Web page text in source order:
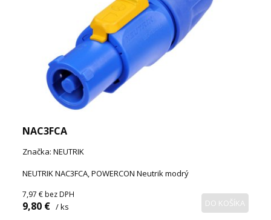
NAC3FCA
Značka: NEUTRIK
NEUTRIK NAC3FCA, POWERCON Neutrik modrý
7,97 € bez DPH
9,80 € / ks DO KOŠÍKA